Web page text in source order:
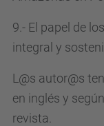
9.- El papel de
integral y
L@s autor@s
en inglés y
revista.